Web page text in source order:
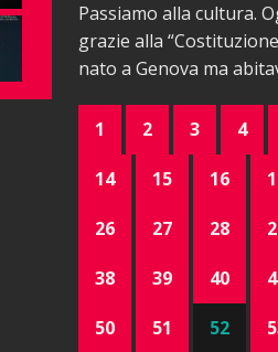
Passiamo alla cultura.
grazie alla
nato a Genova ma
1 2 3 4
14 15 16
26 27 28
38 39 40
50 51 52